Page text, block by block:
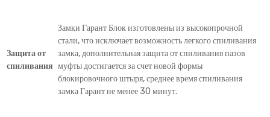
Защита от
спиливания
Замки Гарант Блок изготовлены из высокопрочной
стали, что исключает возможность легкого спиливания
замка, дополнительная защита от спиливания пазов
муфты достигается за счет новой формы
блокировочного штыря, среднее время спиливания
замка Гарант не менее 30 минут.